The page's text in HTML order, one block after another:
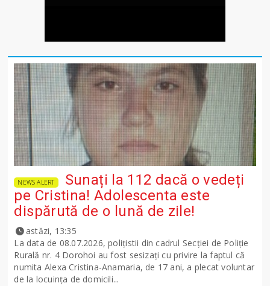
NEWS ALERT
Sunați la 112 dacă o vedeți
pe Cristina! Adolescenta este
dispărută de o lună de zile!
astăzi, 13:35
La data de 08.07.2026, polițistii din cadrul Secției de Poliție
Rurală nr. 4 Dorohoi au fost sesizați cu privire la faptul că
numita Alexa Cristina-Anamaria, de 17 ani, a plecat voluntar
de la locuința de domicili...